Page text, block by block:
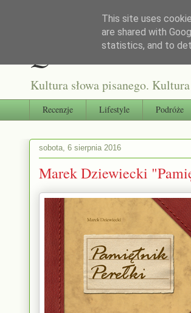
Qultura
Kultura słowa pisanego.
Recenzje Lifestyle Podróże
sobota, 6 sierpnia 2016
Marek Dziewiecki
This site uses
are shared with
statistics, and to